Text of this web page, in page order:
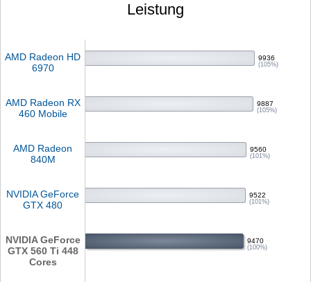
Leistung
AMD Radeon HD
6970
9936
(105%)
AMD Radeon RX
460 Mobile
9887
(105%)
AMD Radeon
840M
9560
(101%)
NVIDIA GeForce
GTX 480
9522
(101%)
NVIDIA GeForce
GTX 560 Ti 448
Cores
9470
(100%)